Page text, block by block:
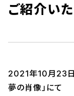
ご紹介い
2021年10月23
夢の肖像」にて